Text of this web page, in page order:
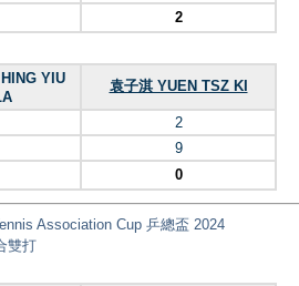
2
YIU
袁子淇 YUEN TSZ KI
2
9
0
Association Cup 乒總盃 2024
雙打